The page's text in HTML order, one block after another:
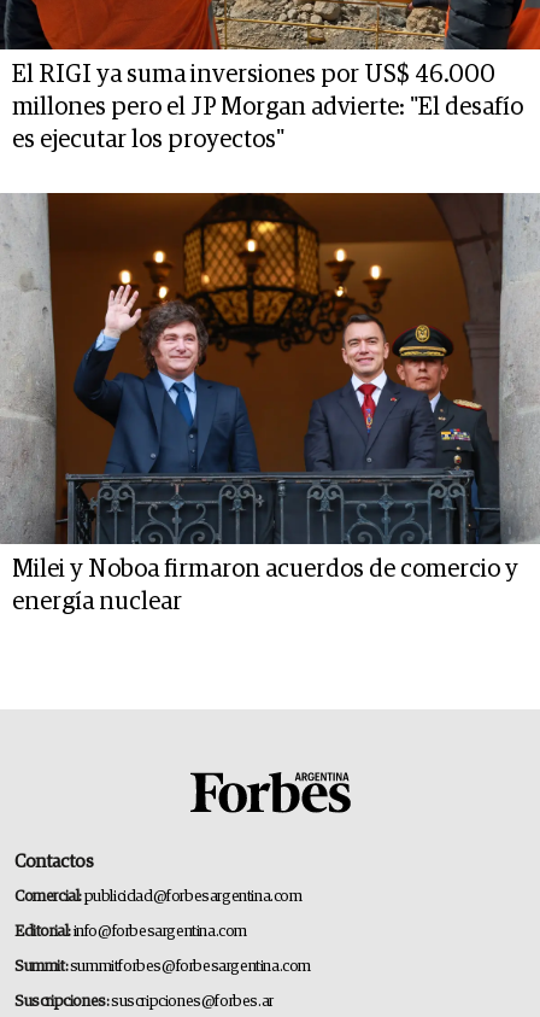
El RIGI ya suma inversiones por US$ 46.000
millones pero el JP Morgan advierte: "El desafío
es ejecutar los proyectos"
Milei y Noboa firmaron acuerdos de comercio y
energía nuclear
Contactos
Comercial:publicidad@forbesargentina.com
Editorial:info@forbesargentina.com
Summit:summitforbes@forbesargentina.com
Suscripciones:suscripciones@forbes.ar